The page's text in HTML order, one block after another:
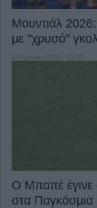
Μουντιάλ
με "χρυσό"
Ο Μπαπέ
στα